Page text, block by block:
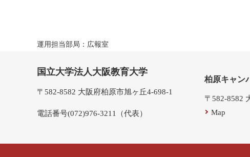
運用担当部局：広報室
国立大学法人大阪教育大学
〒582-8582 大阪府柏原市旭ヶ丘4-698-1
電話番号(072)976-3211（代表）
柏原キャン
〒582-8582
Map